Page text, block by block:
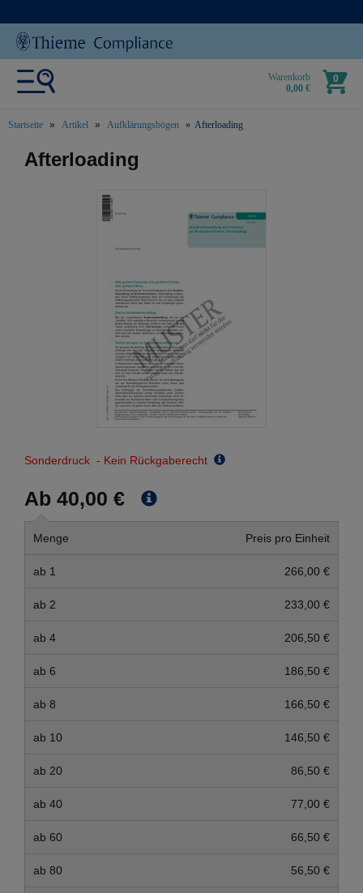
Warenkorb
0,00 €
0
Startseite Artikel Aufklärungsbögen Afterloading
text.skipToContent
text.skipToNavigation
Afterloading
Sonderdruck - Kein Rückgaberecht
Ab 40,00 €
Menge Preis pro Einheit
ab 1 266,00 €
ab 2 233,00 €
ab 4 206,50 €
ab 6 186,50 €
ab 8 166,50 €
ab 10 146,50 €
ab 20 86,50 €
ab 40 77,00 €
ab 60 66,50 €
ab 80 56,50 €